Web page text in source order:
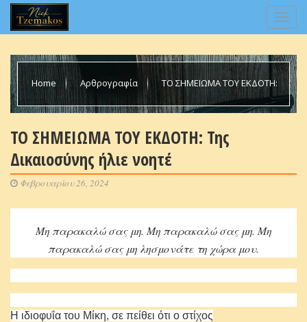
Home Αρθρογραφία ΤΟ ΣΗΜΕΙΩΜΑ ΤΟΥ ΕΚΔΟΤΗ:
ΤΟ ΣΗΜΕΙΩΜΑ ΤΟΥ ΕΚΔΟΤΗ: Της
Δικαιοσύνης ήλιε νοητέ
Φεβρουαρίου 26, 2024
Μη παρακαλώ σας μη. Μη παρακαλώ σας μη. Μη
παρακαλώ σας μη λησμονάτε τη χώρα μου.
Η ιδιοφυΐα του Μίκη, σε πείθει ότι ο στίχος